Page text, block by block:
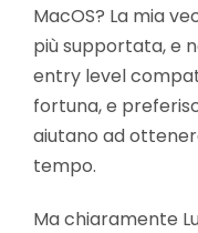
MacOS? La mia
più supportata, e
entry level
fortuna, e
aiutano ad
tempo.
Ma chiaramente